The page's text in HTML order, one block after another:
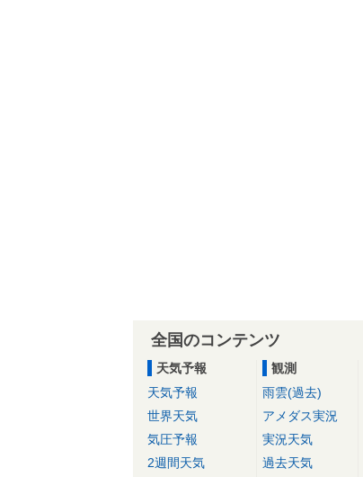
全国のコンテンツ
天気予報
天気予報
世界天気
気圧予報
2週間天気
観測
雨雲(過去)
アメダス実況
実況天気
過去天気